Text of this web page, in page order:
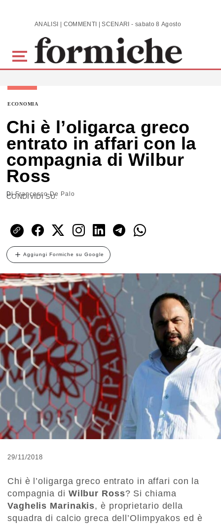
Skip to main content ANALISI | COMMENTI | SCENARI - sabato 8 Agosto 2026
ECONOMIA
Chi è l’oligarca greco
entrato in affari con la
compagnia di Wilbur
Ross
DiFrancesco De Palo
CONDIVIDI SU:
Aggiungi Formiche su Google
29/11/2018
Chi è l’oligarga greco entrato in affari con la
compagnia di Wilbur Ross? Si chiama
Vaghelis Marinakis, è proprietario della
squadra di calcio greca dell’Olimpyakos ed è